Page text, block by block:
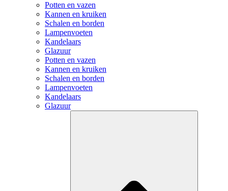
Potten en vazen
Kannen en kruiken
Schalen en borden
Lampenvoeten
Kandelaars
Glazuur
Potten en vazen
Kannen en kruiken
Schalen en borden
Lampenvoeten
Kandelaars
Glazuur